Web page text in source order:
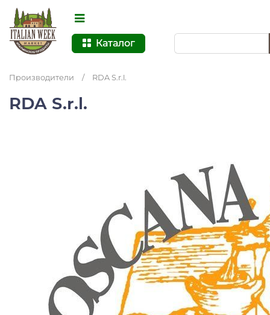
Каталог
Производители / RDA S.r.l.
RDA S.r.l.